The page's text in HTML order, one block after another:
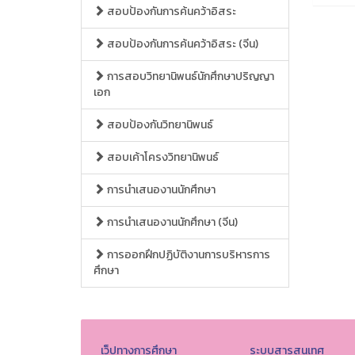
สอบป้องกันการค้นคว้าอิสระ
สอบป้องกันการค้นคว้าอิสระ (จีน)
การสอบวิทยานิพนธ์นักศึกษาปริญญา
เอก
สอบป้องกันวิทยานิพนธ์
สอบเค้าโครงวิทยานิพนธ์
การนำเสนองานนักศึกษา
การนำเสนองานนักศึกษา (จีน)
การออกฝึกปฏิบัติงานการบริหารการ
ศึกษา
เว็ปทางการศึกษา ระบบสารสนเทศ